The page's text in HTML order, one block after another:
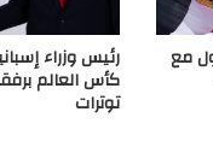
مع رئيس وزراء
كأس العالم
توترات